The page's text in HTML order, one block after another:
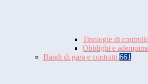
Tipologie di
Obblighi e
Bandi di gara e contratti 661